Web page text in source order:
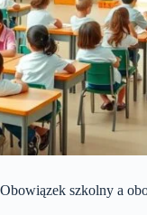
Obowiązek szkolny a